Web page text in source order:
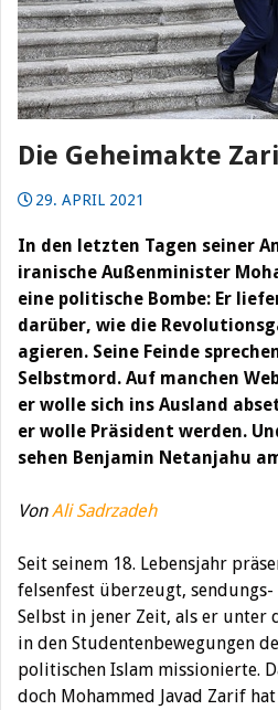
Die Geheimakte
29. APRIL 2021
In den letzten Tagen seiner
iranische Außenminister
eine politische Bombe: Er
darüber, wie die
agieren. Seine Feinde
Selbstmord. Auf manchen
er wolle sich ins Ausland
er wolle Präsident werden.
sehen Benjamin Netanjahu
VonAli Sadrzadeh
Seit seinem 18. Lebensjahr
felsenfest überzeugt,
Selbst in jener Zeit, als er unter
in den Studentenbewegungen
politischen Islam missionierte.
doch Mohammed Javad Zarif